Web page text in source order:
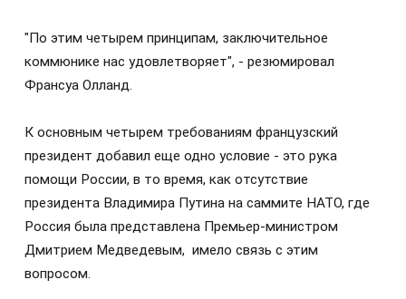
"По этим четырем принципам, заключительное
коммюнике нас удовлетворяет", - резюмировал
Франсуа Олланд.
К основным четырем требованиям французский
президент добавил еще одно условие - это рука
помощи России, в то время, как отсутствие
президента Владимира Путина на саммите НАТО, где
Россия была представлена Премьер-министром
Дмитрием Медведевым, имело связь с этим
вопросом.